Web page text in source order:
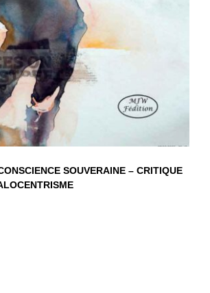
SOUVERAINE – CRITIQUE